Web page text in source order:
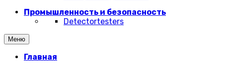
Промышленность и безопасность
Detectortesters
Меню
Главная